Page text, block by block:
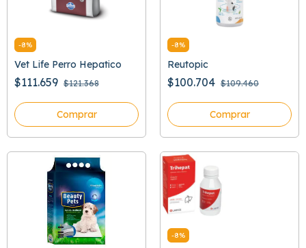
-8%
Vet Life Perro Hepatico
$111.659 $121.368
Comprar
-8%
Reutopic
$100.704 $109.460
Comprar
-8%